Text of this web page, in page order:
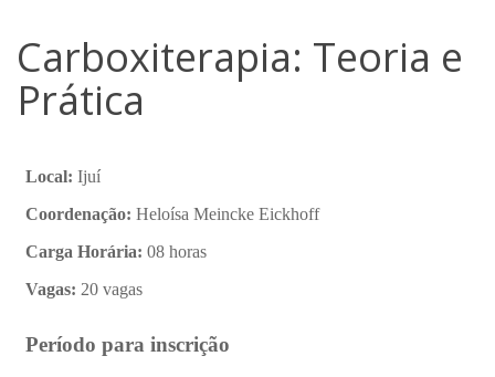
Carboxiterapia: Teoria e
Prática